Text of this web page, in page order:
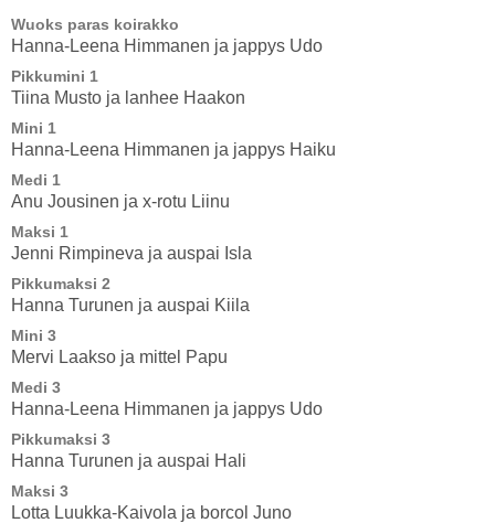
Wuoks paras koirakko
Hanna-Leena Himmanen ja jappys Udo
Pikkumini 1
Tiina Musto ja lanhee Haakon
Mini 1
Hanna-Leena Himmanen ja jappys Haiku
Medi 1
Anu Jousinen ja x-rotu Liinu
Maksi 1
Jenni Rimpineva ja auspai Isla
Pikkumaksi 2
Hanna Turunen ja auspai Kiila
Mini 3
Mervi Laakso ja mittel Papu
Medi 3
Hanna-Leena Himmanen ja jappys Udo
Pikkumaksi 3
Hanna Turunen ja auspai Hali
Maksi 3
Lotta Luukka-Kaivola ja borcol Juno